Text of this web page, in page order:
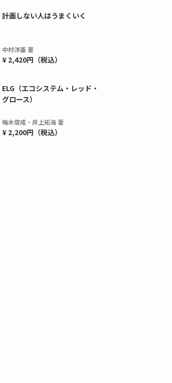
計画しない人はうまくいく
中村洋基 著
¥ 2,420円（税込）
ELG（エコシステム・レッド・
グロース）
梅木俊成・井上拓海 著
¥ 2,200円（税込）